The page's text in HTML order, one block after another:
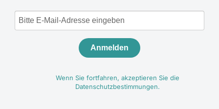
Anmelden
Wenn Sie fortfahren, akzeptieren Sie die
Datenschutzbestimmungen.